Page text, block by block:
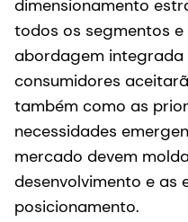
dimensionamento
todos os segmentos e
abordagem integrada
consumidores
também como as
necessidades
mercado devem
desenvolvimento e as
posicionamento.